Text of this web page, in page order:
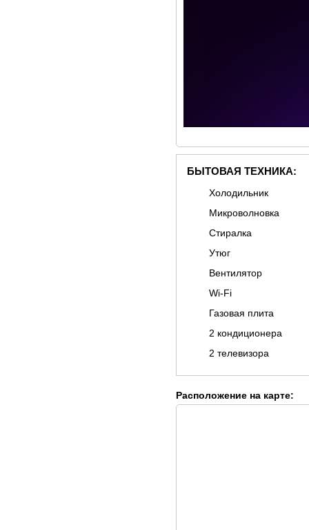
БЫТОВАЯ ТЕХНИКА:
Холодильник
Микроволновка
Стиралка
Утюг
Вентилятор
Wi-Fi
Газовая плита
2 кондиционера
2 телевизора
Расположение на карте: